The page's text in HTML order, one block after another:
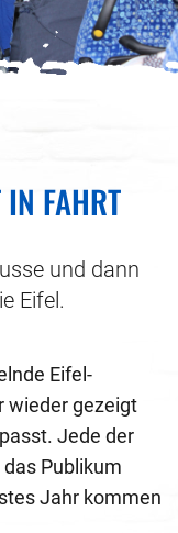
IN FAHRT
und dann
Eifel.
Eifel-
wieder gezeigt
Jede der
Publikum
Jahr kommen